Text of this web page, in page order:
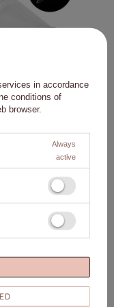
a rotella per gel, smalti
trasparente, 50 pezzi
AL
CARRELLO
per
BESTSELLER
in accordance
conditions of
browser.
Always
active